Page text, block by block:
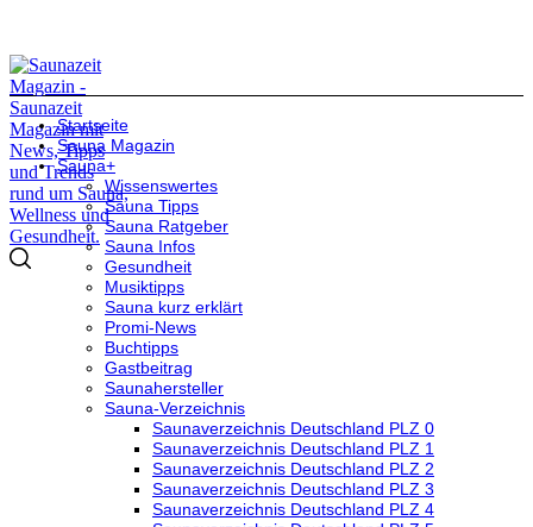
Startseite
Sauna Magazin
Sauna+
Wissenswertes
Sauna Tipps
Sauna Ratgeber
Sauna Infos
Gesundheit
Musiktipps
Sauna kurz erklärt
Promi-News
Buchtipps
Gastbeitrag
Saunahersteller
Sauna-Verzeichnis
Saunaverzeichnis Deutschland PLZ 0
Saunaverzeichnis Deutschland PLZ 1
Saunaverzeichnis Deutschland PLZ 2
Saunaverzeichnis Deutschland PLZ 3
Saunaverzeichnis Deutschland PLZ 4